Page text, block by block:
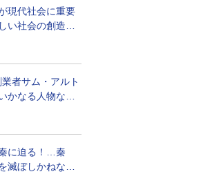
現代社会に重要
社会の創造の
者サム・アルト
かなる人物なの
に迫る！…秦
滅ぼしかねなか